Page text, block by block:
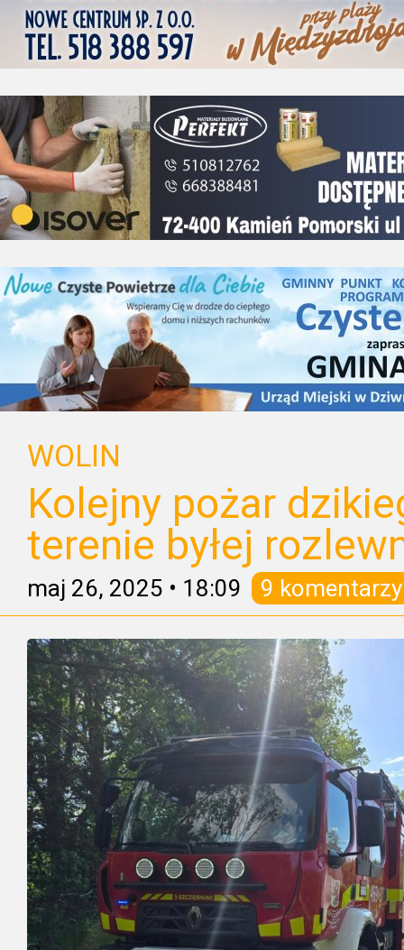
WOLIN
Kolejny pożar
terenie byłej
maj 26, 2025 • 18:09 9 komentarzy